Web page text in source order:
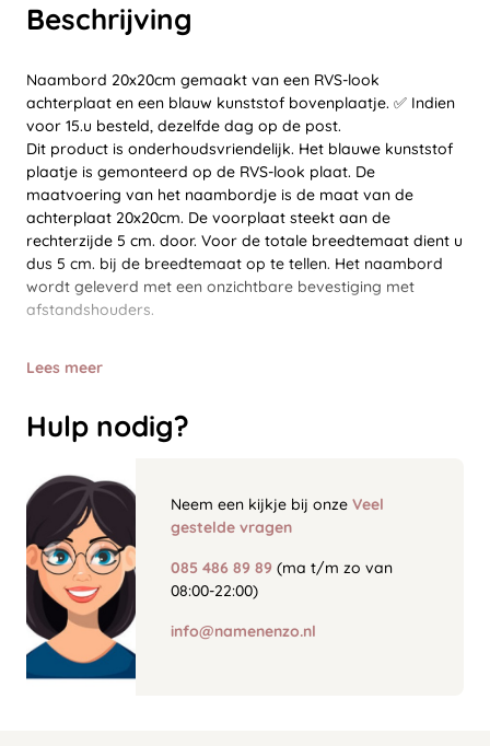
Beschrijving
Naambord 20x20cm gemaakt van een RVS-look
achterplaat en een blauw kunststof bovenplaatje. ✅ Indien
voor 15.u besteld, dezelfde dag op de post.
Dit product is onderhoudsvriendelijk. Het blauwe kunststof
plaatje is gemonteerd op de RVS-look plaat. De
maatvoering van het naambordje is de maat van de
achterplaat 20x20cm. De voorplaat steekt aan de
rechterzijde 5 cm. door. Voor de totale breedtemaat dient u
dus 5 cm. bij de breedtemaat op te tellen. Het naambord
wordt geleverd met een onzichtbare bevestiging met
afstandshouders.
Lees meer
Hulp nodig?
Neem een kijkje bij onze Veel
gestelde vragen
085 486 89 89 (ma t/m zo van
08:00-22:00)
info@namenenzo.nl